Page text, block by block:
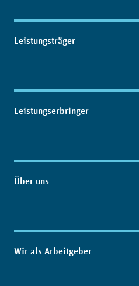
Leistungsträger
Leistungserbringer
Über uns
Wir als Arbeitgeber